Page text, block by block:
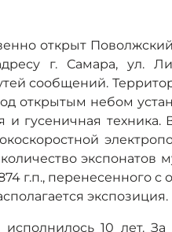
открыт
г. Самара, ул.
сообщений.
открытым небом
и гусеничная
экспонатов
г.п., перенесенного
экспозиция.
10 лет.